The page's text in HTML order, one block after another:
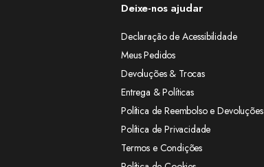
Deixe-nos ajudar
Declaração de Acessibilidade
Meus Pedidos
Devoluções & Trocas
Entrega & Políticas
Política de Reembolso e Devoluções
Política de Privacidade
Termos e Condições